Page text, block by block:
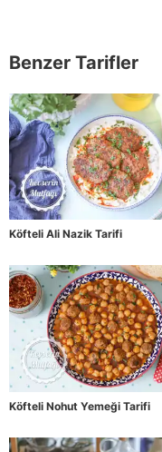
Benzer Tarifler
Köfteli Ali Nazik Tarifi
Köfteli Nohut Yemeği Tarifi